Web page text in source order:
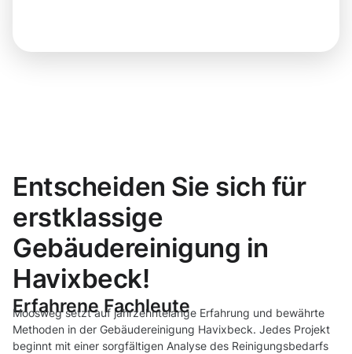
Entscheiden Sie sich für
erstklassige
Gebäudereinigung in
Havixbeck!
Erfahrene Fachleute
Moosweg setzt auf jahrzehntelange Erfahrung und bewährte
Methoden in der Gebäudereinigung Havixbeck. Jedes Projekt
beginnt mit einer sorgfältigen Analyse des Reinigungsbedarfs